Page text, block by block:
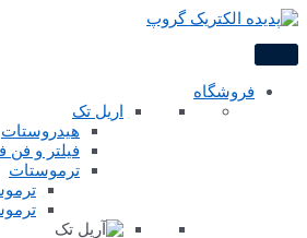
پرش
فروشگاه
اریل تک
هیدروستات
فیلتر و فن
ترموستات